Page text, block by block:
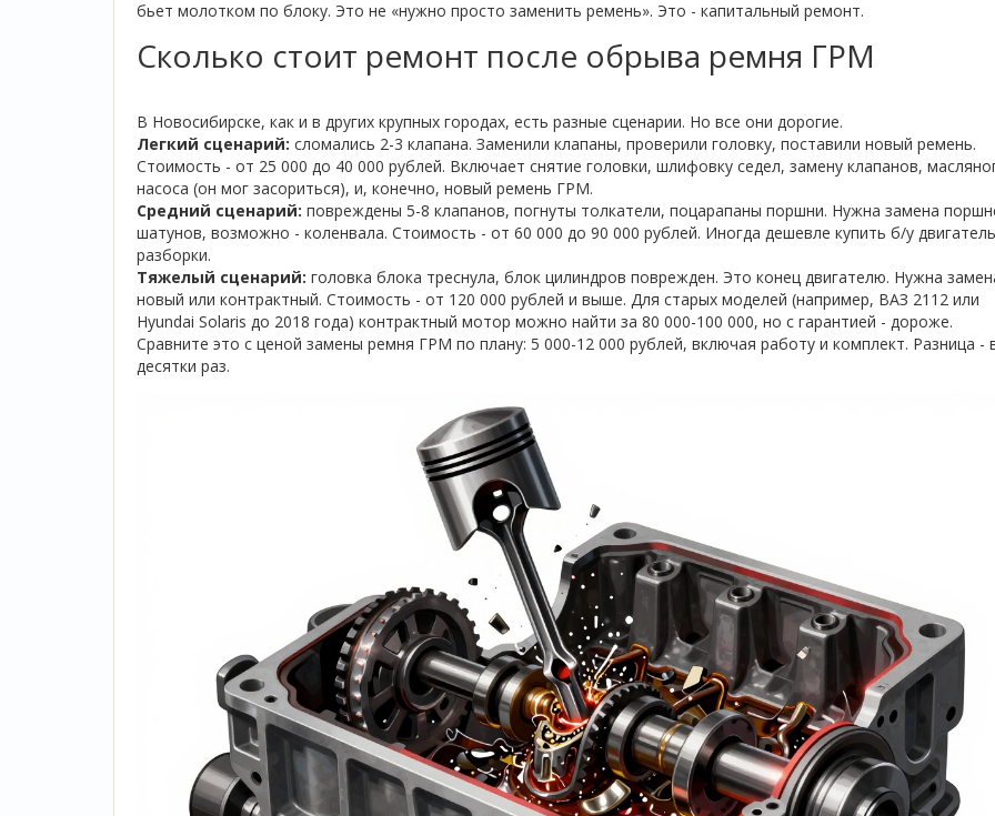
бьет молотком по блоку. Это не «нужно просто заменить ремень». Это - капитальный ремонт.
Сколько стоит ремонт после обрыва ремня ГРМ
В Новосибирске, как и в других крупных городах, есть разные сценарии. Но все они дорогие.
Легкий сценарий: сломались 2-3 клапана. Заменили клапаны, проверили головку, поставили новый ремень.
Стоимость - от 25 000 до 40 000 рублей. Включает снятие головки, шлифовку седел, замену клапанов,
насоса (он мог засориться), и, конечно, новый ремень ГРМ.
Средний сценарий: повреждены 5-8 клапанов, погнуты толкатели, поцарапаны поршни. Нужна замена
шатунов, возможно - коленвала. Стоимость - от 60 000 до 90 000 рублей. Иногда дешевле купить б/у
разборки.
Тяжелый сценарий: головка блока треснула, блок цилиндров поврежден. Это конец двигателю. Нужна
новый или контрактный. Стоимость - от 120 000 рублей и выше. Для старых моделей (например, ВАЗ 2112 или
Hyundai Solaris до 2018 года) контрактный мотор можно найти за 80 000-100 000, но с гарантией - дороже.
Сравните это с ценой замены ремня ГРМ по плану: 5 000-12 000 рублей, включая работу и комплект. Разница -
десятки раз.